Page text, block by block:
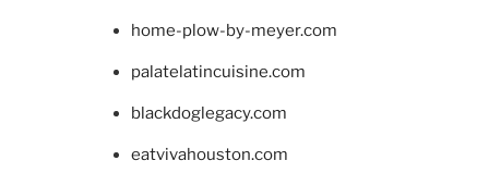
home-plow-by-meyer.com
palatelatincuisine.com
blackdoglegacy.com
eatvivahouston.com